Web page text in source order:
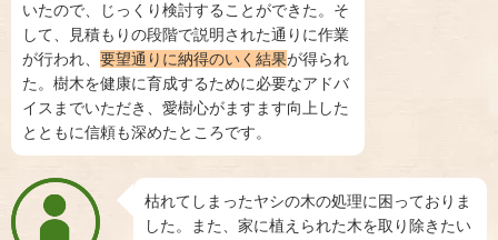
いたので、じっくり検討することができた。そ
して、見積もりの段階で説明された通りに作業
が行われ、 要望通りに納得のいく結果が得られ
た。樹木を健康に育成するために必要なアドバ
イスまでいただき、愛樹心がますます向上した
とともに信頼も深めたところです。
枯れてしまったヤシの木の処理に困っておりま
した。また、家に植えられた木を取り除きたい